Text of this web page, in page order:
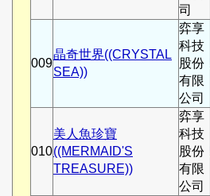
司
009
晶奇世界((CRYSTAL
SEA))
弈享
科技
股份
有限
公司
010
美人魚珍寶
((MERMAID'S
TREASURE))
弈享
科技
股份
有限
公司